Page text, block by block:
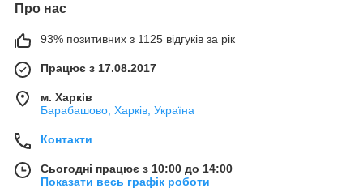
Про нас
93% позитивних з 1125 відгуків за рік
Працює з 17.08.2017
м. Харків
Барабашово, Харків, Україна
Контакти
Сьогодні працює з 10:00 до 14:00
Показати весь графік роботи